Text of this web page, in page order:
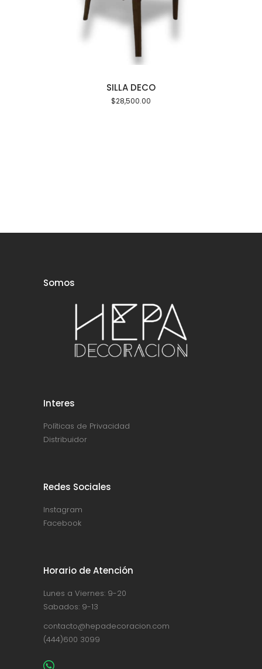
Añadir al carrito
Somos
Interes
Políticas de Privacidad
Distribuidor
Redes Sociales
Instagram
Facebook
Horario de Atención
Lunes a Viernes: 9-20
Sabados: 9-13
contacto@hepadecoracion.com
(444)600 3099